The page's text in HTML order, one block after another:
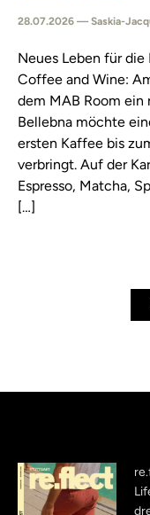
28.07.2026 — Saskia-
Neues Leben für die
Coffee and Wine:
dem MAB Room ein
Bellebna möchte
ersten Kaffee bis
verbringt. Auf der
Espresso, Matcha,
[…]